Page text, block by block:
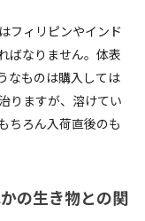
フィリピンやインド
ばなりません。体表
なものは購入しては
りますが、溶けてい
ちろん入荷直後のも
の生き物との関